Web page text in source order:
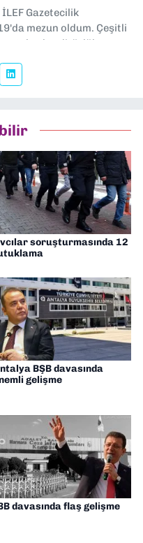
Gazetecilik
mezun oldum. Çeşitli
editörlük,
soruşturmasında 12
BŞB davasında
gelişme
davasında flaş gelişme